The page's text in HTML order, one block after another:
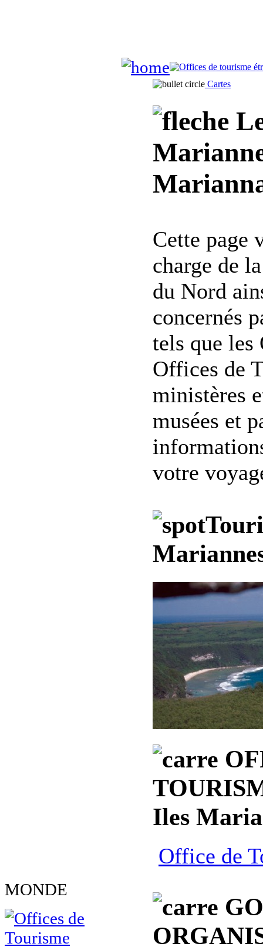
MONDE
Cartes
Cette page
charge de
du Nord
concernés
tels que
Offices de
ministères
musées et
votre
Iles
Office de